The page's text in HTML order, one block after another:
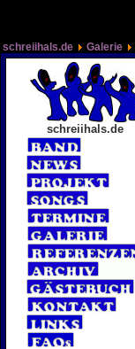
schreiihals.de Galerie
schreiihals.de